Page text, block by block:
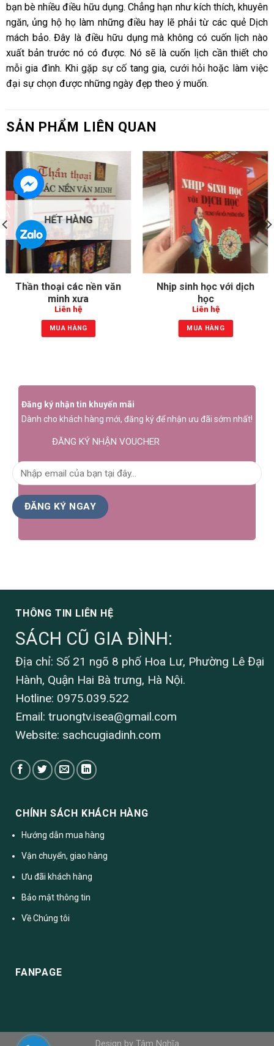
bạn bè nhiều điều hữu dụng. Chẳng hạn như kích thích, khuyên
ngăn, ủng hộ họ làm những điều hay lẽ phải từ các quẻ Dịch
mách bảo. Đây là điều hữu dụng mà không có cuốn lịch nào
xuất bản trước nó có được. Nó sẽ là cuốn lịch cần thiết cho
mỗi gia đình. Khi gặp sự cố tang gia, cưới hỏi hoặc làm việc
đại sự chọn được những ngày đẹp theo ý muốn.
SẢN PHẨM LIÊN QUAN
HẾT HÀNG
Thần thoại các nền văn
minh xưa
Liên hệ
MUA HÀNG
Nhịp sinh học với dịch
học
Liên hệ
MUA HÀNG
Đăng ký nhận tin khuyến mãi
Dành cho khách hàng mới, đăng ký để nhận ưu đãi sớm nhất!
ĐĂNG KÝ NHẬN VOUCHER
THÔNG TIN LIÊN HỆ
SÁCH CŨ GIA ĐÌNH:
Địa chỉ: Số 21 ngõ 8 phố Hoa Lư, Phường Lê Đại
Hành, Quận Hai Bà trưng, Hà Nội.
Hotline: 0975.039.522
Email: truongtv.isea@gmail.com
Website: sachcugiadinh.com
CHÍNH SÁCH KHÁCH HÀNG
Hướng dẫn mua hàng
Vận chuyển, giao hàng
Ưu đãi khách hàng
Bảo mật thông tin
Về Chúng tôi
FANPAGE
Design by Tâm Nghĩa